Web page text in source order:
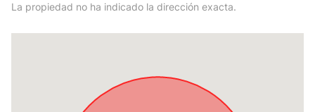
La propiedad no ha indicado la dirección exacta.